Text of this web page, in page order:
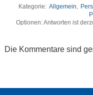
Kategorie: Allgemein,
Optionen: Antworten ist
Die Kommentare sind